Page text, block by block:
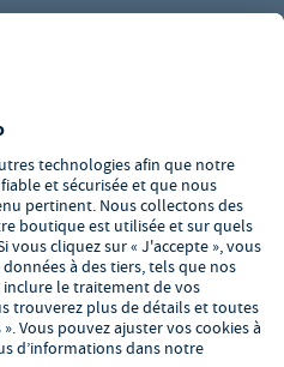
exclusivement destinée aux
prix unitaires nets majorés de
peuvent entraîner des frais
le fabricant
Jusqu'à cette date, les frais